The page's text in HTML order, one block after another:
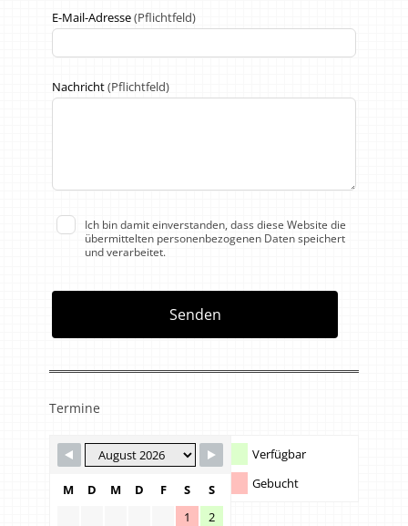
E-Mail-Adresse(Pflichtfeld)
Nachricht(Pflichtfeld)
Ich bin damit einverstanden, dass diese Website die
übermittelten personenbezogenen Daten speichert
und verarbeitet.
Senden
Termine
Verfügbar
Gebucht
M D M D F S
S
1
2